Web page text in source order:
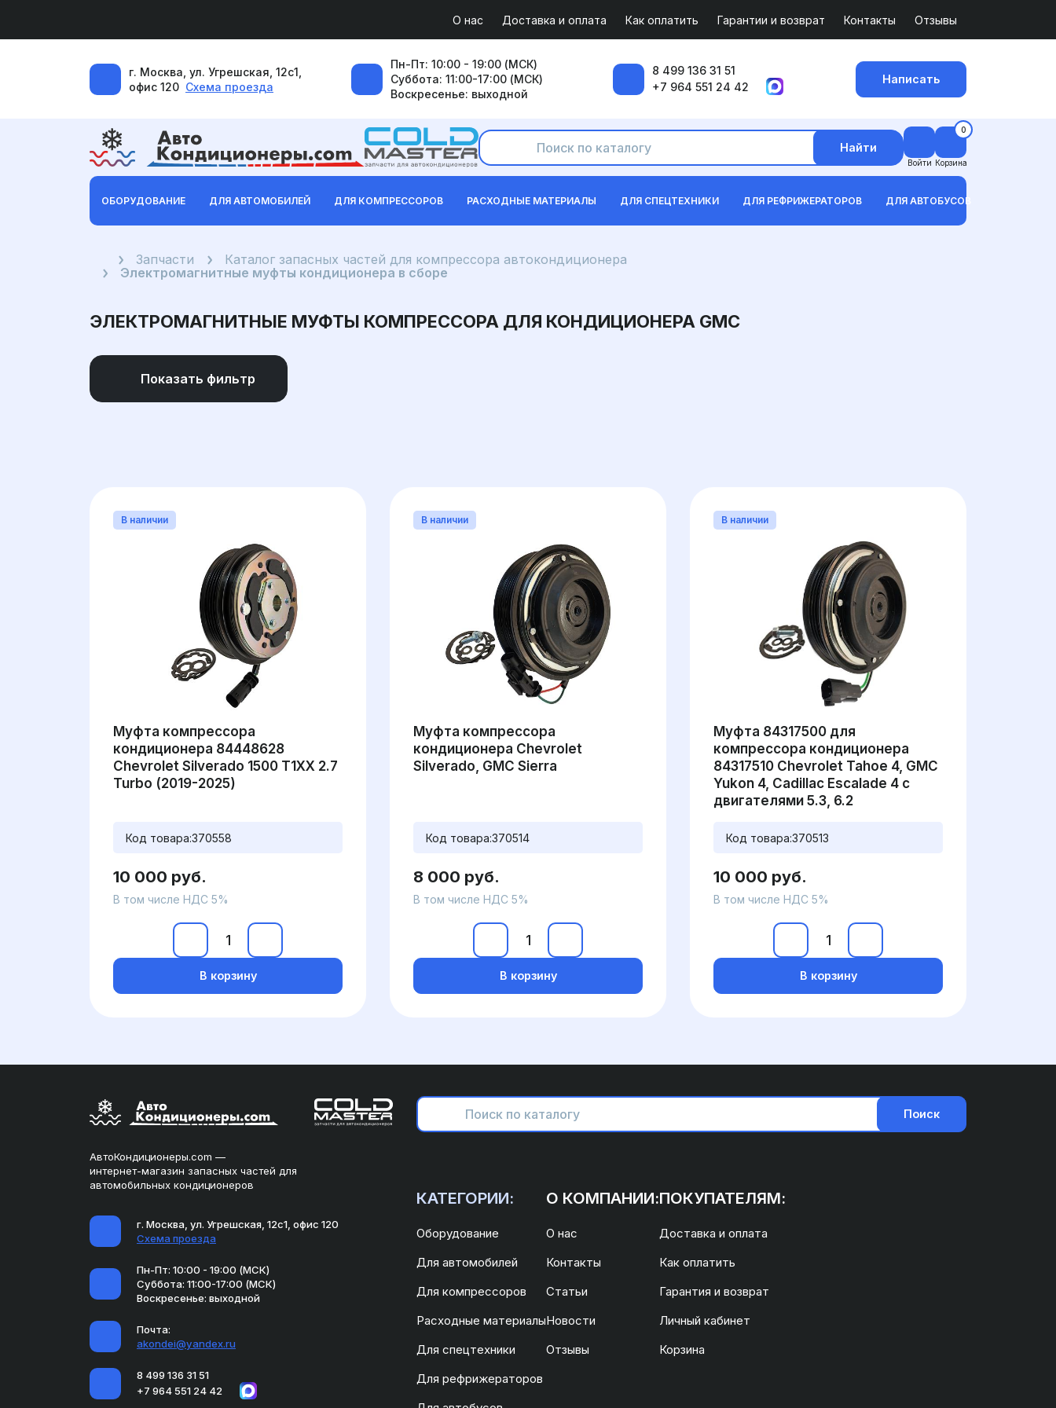
О нас Доставка и оплата Как оплатить Гарантии и возврат Контакты Отзывы
г. Москва, ул. Угрешская, 12с1,
офис 120 Схема проезда
Пн-Пт: 10:00 - 19:00 (МСК)
Суббота: 11:00-17:00 (МСК)
Воскресенье: выходной
8 499 136 31 51
+7 964 551 24 42
Написать
Найти
Войти
0
Корзина
ОБОРУДОВАНИЕ ДЛЯ АВТОМОБИЛЕЙ ДЛЯ КОМПРЕССОРОВ РАСХОДНЫЕ МАТЕРИАЛЫ ДЛЯ СПЕЦТЕХНИКИ ДЛЯ РЕФРИЖЕРАТОРОВ ДЛЯ АВТОБУСОВ
ГлавнаяЗапчасти
Каталог запасных частей для компрессора автокондиционера
Электромагнитные муфты кондиционера в сборе
ЭЛЕКТРОМАГНИТНЫЕ МУФТЫ КОМПРЕССОРА ДЛЯ КОНДИЦИОНЕРА GMC
Показать фильтр
В наличии
Муфта компрессора
кондиционера 84448628
Chevrolet Silverado 1500 T1XX 2.7
Turbo (2019-2025)
Код товара:370558
10 000 руб.
В том числе НДС 5%
В корзину
В наличии
Муфта компрессора
кондиционера Chevrolet
Silverado, GMC Sierra
Код товара:370514
8 000 руб.
В том числе НДС 5%
В корзину
В наличии
Муфта 84317500 для
компрессора кондиционера
84317510 Chevrolet Tahoe 4, GMC
Yukon 4, Cadillac Escalade 4 с
двигателями 5.3, 6.2
Код товара:370513
10 000 руб.
В том числе НДС 5%
В корзину
АвтоКондиционеры.com —
интернет-магазин запасных частей для
автомобильных кондиционеров
г. Москва, ул. Угрешская, 12с1, офис 120
Схема проезда
Пн-Пт: 10:00 - 19:00 (МСК)
Суббота: 11:00-17:00 (МСК)
Воскресенье: выходной
Почта:
akondei@yandex.ru
8 499 136 31 51
+7 964 551 24 42
Поиск
КАТЕГОРИИ:
Оборудование
Для автомобилей
Для компрессоров
Расходные материалы
Для спецтехники
Для рефрижераторов
О КОМПАНИИ:
О нас
Контакты
Статьи
Новости
Отзывы
ПОКУПАТЕЛЯМ:
Доставка и оплата
Как оплатить
Гарантия и возврат
Личный кабинет
Корзина